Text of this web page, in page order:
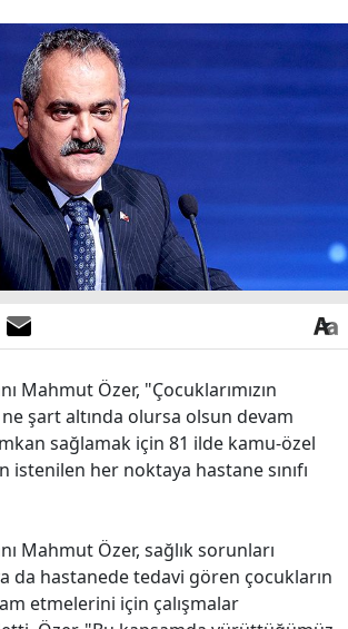
Mahmut Özer, "Çocuklarımızın
şart altında olursa olsun devam
sağlamak için 81 ilde kamu-özel
istenilen her noktaya hastane sınıfı
Mahmut Özer, sağlık sorunları
da hastanede tedavi gören çocukların
etmelerini için çalışmalar